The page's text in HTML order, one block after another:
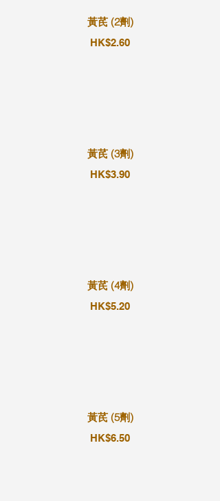
黃芪 (2劑)
HK$2.60
黃芪 (3劑)
HK$3.90
黃芪 (4劑)
HK$5.20
黃芪 (5劑)
HK$6.50